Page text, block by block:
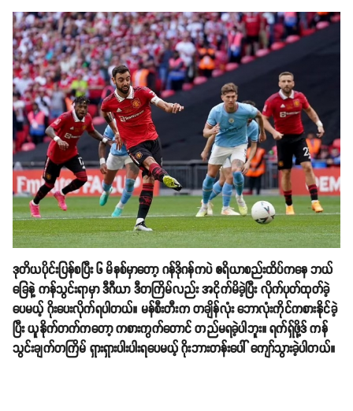
ဒုတိယပိုင်းပြန်စပြီး ၆ မိနစ်မှာတော့ ဂန်ဒိုဂန်ကပဲ ဧရိယာစည်းထိပ်ကနေ ဘယ်
ခြေနဲ့ ကန်သွင်းရာမှာ ဒီဂီယာ ဒီတကြိမ်လည်း အငိုက်မိခဲ့ပြီး လိုက်ပုတ်ထုတ်ခဲ့
ပေမယ့် ဂိုးပေးလိုက်ရပါတယ်။ မန်စီးတီးက တချိန်လုံး ဘောလုံးကိုင်ကစားနိုင်ခဲ့
ပြီး ယူနိုက်တက်ကတော့ ကစားကွက်တောင် တည်မရခဲ့ပါဘူး။ ရက်ရှ်ဖို့ဒ် ကန်
သွင်းချက်တကြိမ် ရှားရှားပါးပါးရပေမယ့် ဂိုးဘားတန်းပေါ် ကျော်သွားခဲ့ပါတယ်။